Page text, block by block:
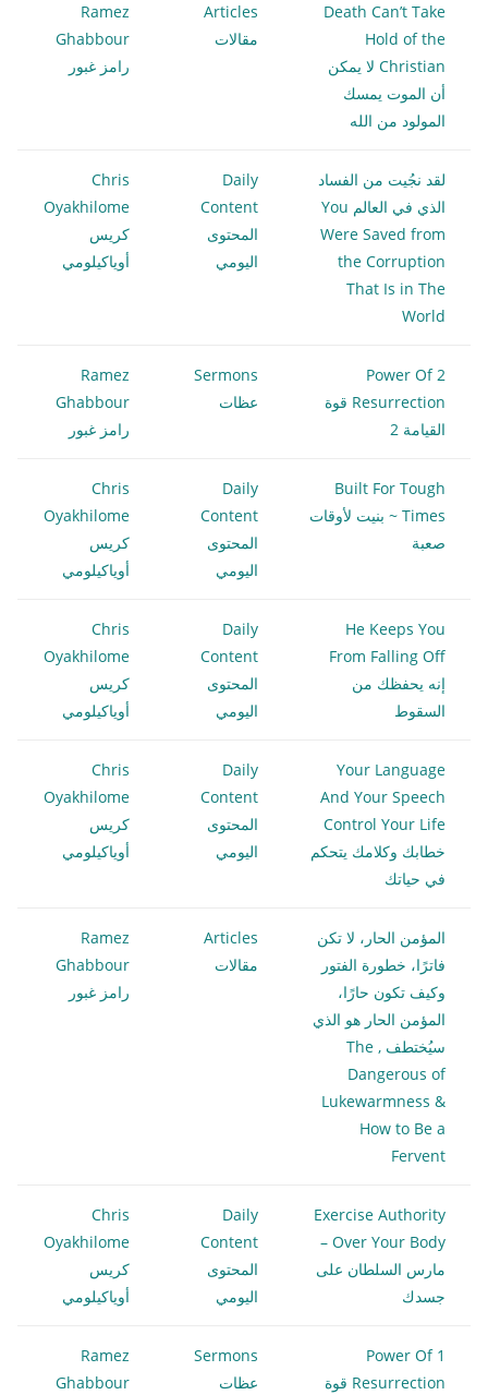
Death Can’t Take
Hold of the
Christian لا يمكن
أن الموت يمسك
المولود من الله
Articles
مقالات
Ramez
Ghabbour
رامز غبور
لقد نجُيت من الفساد
الذي في العالم You
Were Saved from
the Corruption
That Is in The
World
Daily
Content
المحتوى
اليومي
Chris
Oyakhilome
كريس
أوياكيلومي
2 Power Of
Resurrection قوة
القيامة 2
Sermons
عظات
Ramez
Ghabbour
رامز غبور
Built For Tough
Times ~ بنيت لأوقات
صعبة
Daily
Content
المحتوى
اليومي
Chris
Oyakhilome
كريس
أوياكيلومي
He Keeps You
From Falling Off
إنه يحفظك من
السقوط
Daily
Content
المحتوى
اليومي
Chris
Oyakhilome
كريس
أوياكيلومي
Your Language
And Your Speech
Control Your Life
خطابك وكلامك يتحكم
في حياتك
Daily
Content
المحتوى
اليومي
Chris
Oyakhilome
كريس
أوياكيلومي
المؤمن الحار، لا تكن
فاترًا، خطورة الفتور
وكيف تكون حارًا،
المؤمن الحار هو الذي
سيُختطف , The
Dangerous of
Lukewarmness &
How to Be a
Fervent
Articles
مقالات
Ramez
Ghabbour
رامز غبور
Exercise Authority
Over Your Body –
مارس السلطان على
جسدك
Daily
Content
المحتوى
اليومي
Chris
Oyakhilome
كريس
أوياكيلومي
1 Power Of
Resurrection قوة
Sermons
عظات
Ramez
Ghabbour